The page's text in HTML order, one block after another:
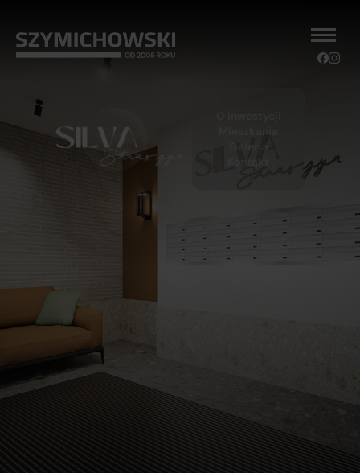
Galeria
Kontakt